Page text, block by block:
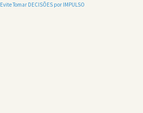
Evite Tomar DECISÕES por IMPULSO